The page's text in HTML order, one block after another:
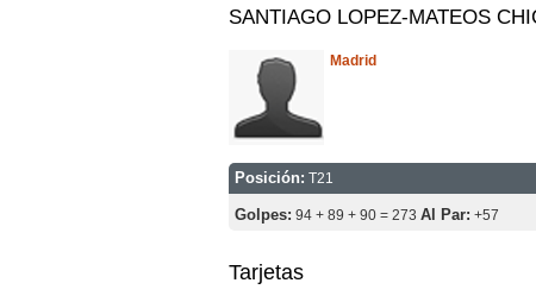
SANTIAGO LOPEZ-MATEOS
Madrid
Posición: T21
Golpes: 94 + 89 + 90 = 273 Al Par: +57
Tarjetas